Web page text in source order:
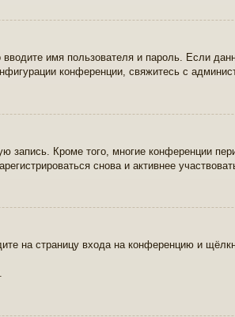
имя пользователя и пароль. Если
конференции, свяжитесь с
запись. Кроме того, многие конференции
снова и активнее
на страницу входа на конференцию и